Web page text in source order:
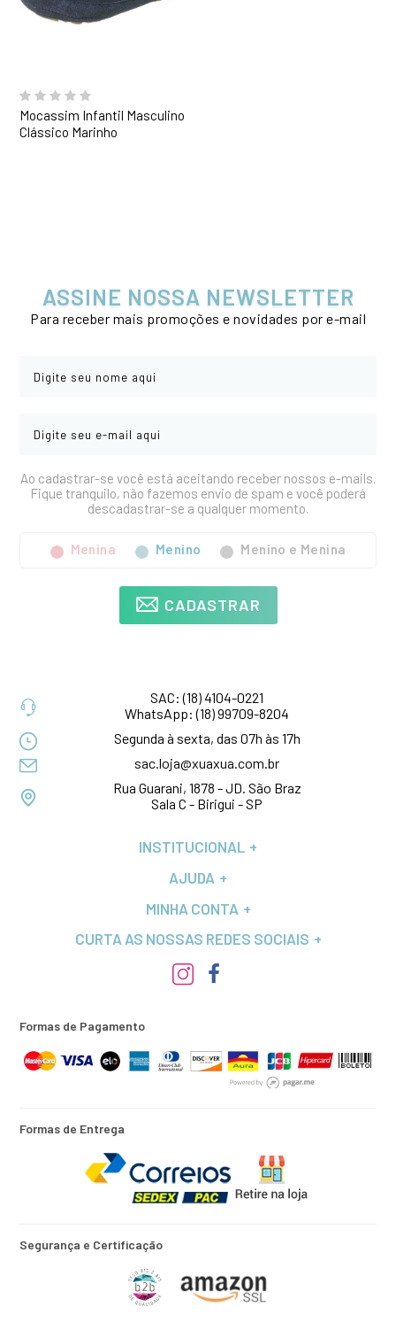
Mocassim Infantil Masculino
Clássico Marinho
ASSINE NOSSA NEWSLETTER
Para receber mais promoções e novidades por e-mail
Ao cadastrar-se você está aceitando receber nossos e-mails.
Fique tranquilo, não fazemos envio de spam e você poderá
descadastrar-se a qualquer momento.
Menina Menino Menino e Menina
CADASTRAR
SAC:(18) 4104-0221
WhatsApp:(18) 99709-8204
Segunda à sexta, das 07h às 17h
sac.loja@xuaxua.com.br
Rua Guarani, 1878 - JD. São Braz
Sala C - Birigui - SP
INSTITUCIONAL
AJUDA
MINHA CONTA
CURTA AS NOSSAS REDES SOCIAIS
Formas de Pagamento
Formas de Entrega
Segurança e Certificação